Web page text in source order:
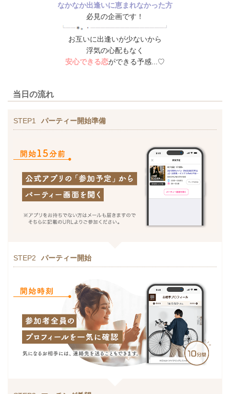
なかなか出逢いに恵まれなかった方
必見の企画です！
お互いに出逢いが少ないから
浮気の心配もなく
安心できる恋ができる予感...♡
当日の流れ
STEP1 パーティー開始準備
STEP2 パーティー開始